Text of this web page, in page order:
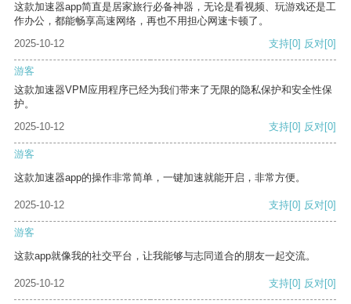
这款加速器app简直是居家旅行必备神器，无论是看视频、玩游戏还是工
作办公，都能畅享高速网络，再也不用担心网速卡顿了。
2025-10-12
支持[0] 反对[0]
游客
这款加速器VPM应用程序已经为我们带来了无限的隐私保护和安全性保
护。
2025-10-12
支持[0] 反对[0]
游客
这款加速器app的操作非常简单，一键加速就能开启，非常方便。
2025-10-12 支持[0] 反对[0]
游客
这款app就像我的社交平台，让我能够与志同道合的朋友一起交流。
2025-10-12 支持[0] 反对[0]